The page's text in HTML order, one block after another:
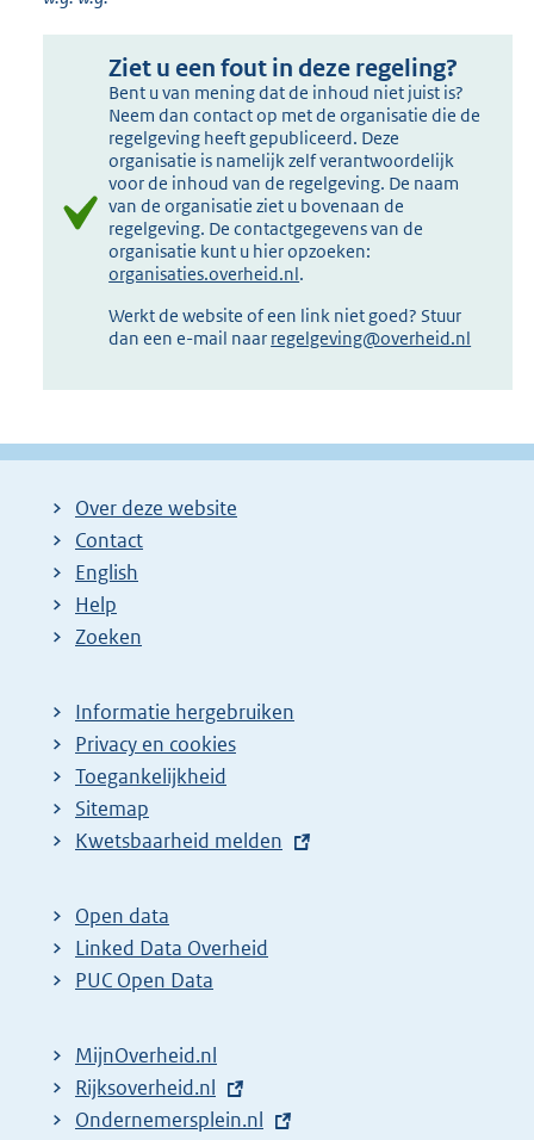
Ziet u een fout in deze regeling?
Bent u van mening dat de inhoud niet juist is?
Neem dan contact op met de organisatie die de
regelgeving heeft gepubliceerd. Deze
organisatie is namelijk zelf verantwoordelijk
voor de inhoud van de regelgeving. De naam
van de organisatie ziet u bovenaan de
regelgeving. De contactgegevens van de
organisatie kunt u hier opzoeken:
organisaties.overheid.nl.
Werkt de website of een link niet goed? Stuur
dan een e-mail naar regelgeving@overheid.nl
Over deze website
Contact
English
Help
Zoeken
Informatie hergebruiken
Privacy en cookies
Toegankelijkheid
Sitemap
E
t
e
r
l
i
n
Kwetsbaarheid melden
Open data
Linked Data Overheid
PUC Open Data
MijnOverheid.nl
E
x
Rijksoverheid.nl
E
Ondernemersplein.nl